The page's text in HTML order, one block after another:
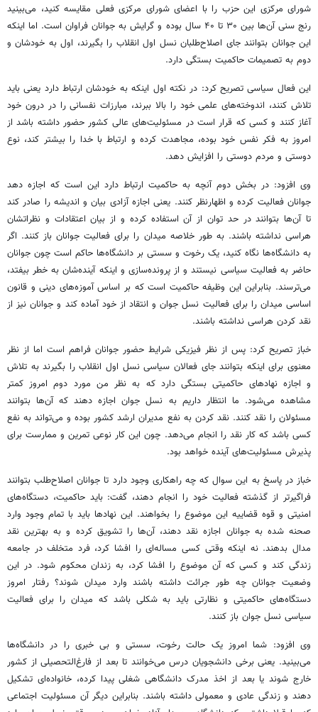
شورای مرکزی این حزب را با اعضای شورای مرکزی فعلی مقایسه کنید، می‌بینید
رنج سنی آن‌ها بین ۳۰ تا ۴۰ سال بوده و گرایش به جوانان فراوان است. اما اینکه
این جوانان بتوانند جای اصلاح‌طلبان نسل اول انقلاب را بگیرند، اول به خودشان و
دوم به تصمیمات حاکمیت بستگی دارد.
این فعال سیاسی تصریح کرد: در نکته اول اینکه به خودشان ارتباط دارد یعنی باید
تلاش کنند، اندوخته‌های علمی خود را بالا ببرند، مبارزات نفسانی را در درون خود
آغاز کنند و کسی که قرار است در مسئولیت‌های عالی کشور حضور داشته باشد از
امروز به فکر نفس خود بوده، مجاهدت کرده و ارتباط با خدا را بیشتر کند، نوع
دوستی و مردم دوستی را افزایش دهد.
وی افزود: در بخش دوم آنچه به حاکمیت ارتباط دارد این است که اجازه دهد
جوانان فعالیت کرده و اظهارنظر کنند. یعنی اجازه آزادی بیان و اندیشه را صادر کند
تا آن‌ها بتوانند در حد توان از آن استفاده کرده و از بیان اعتقادات و نظراتشان
هراسی نداشته باشند. به طور خلاصه میدان را برای فعالیت جوانان باز کنند. اگر
به دانشگاه‌ها نگاه کنید، یک رخوت و سستی بر دانشگاه‌ها حاکم است چون جوانان
حاضر به فعالیت سیاسی نیستند و از پرونده‌سازی و اینکه آینده‌شان به خطر بیفتد،
می‌ترسند. بنابراین این وظیفه حاکمیت است که بر اساس آموزه‌های دینی و قانون
اساسی میدان را برای فعالیت نسل جوان و انتقاد از خود آماده کند و جوانان نیز از
نقد کردن هراسی نداشته باشند.
خباز تصریح کرد: پس از نظر فیزیکی شرایط حضور جوانان فراهم است اما از نظر
معنوی برای اینکه بتوانند جای فعالان سیاسی نسل اول انقلاب را بگیرند به تلاش
و اجازه نهادهای حاکمیتی بستگی دارد که به نظر من مورد دوم امروز کمتر
مشاهده می‌شود. ما انتظار داریم به نسل جوان اجازه دهند که آن‌ها بتوانند
مسئولان را نقد کنند. نقد کردن به نفع مدیران ارشد کشور بوده و می‌تواند به نفع
کسی باشد که کار نقد را انجام می‌دهد. چون این کار نوعی تمرین و ممارست برای
پذیرش مسئولیت‌های آینده خواهد بود.
خباز در پاسخ به این سوال که چه راهکاری وجود دارد تا جوانان اصلاح‌طلب بتوانند
فراگیرتر از گذشته فعالیت خود را انجام دهند، گفت: باید حاکمیت، دستگاه‌های
امنیتی و قوه قضاییه این موضوع را بخواهند. این نهادها باید با تمام وجود وارد
صحنه شده به جوانان اجازه نقد دهند، آن‌ها را تشویق کرده و به بهترین نقد
مدال بدهند. نه اینکه وقتی کسی مساله‌ای را افشا کرد، فرد متخلف در جامعه
زندگی کند و کسی که آن موضوع را افشا کرد، به زندان محکوم شود. در این
وضعیت جوانان چه طور جرائت داشته باشند وارد میدان شوند؟ رفتار امروز
دستگاه‌های حاکمیتی و نظارتی باید به شکلی باشد که میدان را برای فعالیت
سیاسی نسل جوان باز کنند.
وی افزود: شما امروز یک حالت رخوت، سستی و بی خبری را در دانشگاه‌ها
می‌بینید. یعنی برخی دانشجویان درس می‌خوانند تا بعد از فارغ‌التحصیلی از کشور
خارج شوند یا بعد از اخذ مدرک دانشگاهی شغلی پیدا کرده، خانواده‌ای تشکیل
دهند و زندگی عادی و معمولی داشته باشند. بنابراین دیگر آن مسئولیت اجتماعی